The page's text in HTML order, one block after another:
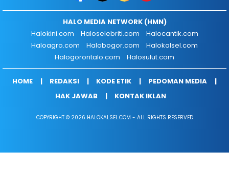
HALO MEDIA NETWORK (HMN)
Halokini.com
Haloselebriti.com
Halocantik.com
Haloagro.com
Halobogor.com
Halokalsel.com
Halogorontalo.com
Halosulut.com
HOME REDAKSI KODE ETIK
PEDOMAN MEDIA
HAK JAWAB
KONTAK IKLAN
COPYRIGHT © 2026 HALOKALSEL.COM - ALL RIGHTS RESERVED